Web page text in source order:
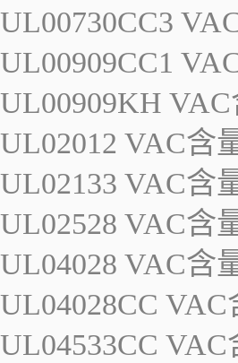
UL00730CC3
UL00909CC1
UL00909KH
UL02012 VAC含
UL02133 VAC含
UL02528 VAC含
UL04028 VAC含
UL04028CC
UL04533CC